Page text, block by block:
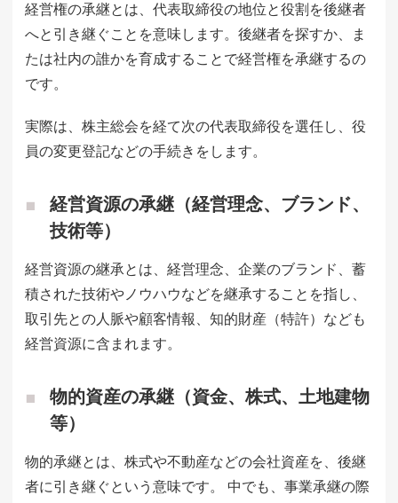
経営権の承継とは、代表取締役の地位と役割を後継者
へと引き継ぐことを意味します。後継者を探すか、ま
たは社内の誰かを育成することで経営権を承継するの
です。
実際は、株主総会を経て次の代表取締役を選任し、役
員の変更登記などの手続きをします。
経営資源の承継（経営理念、ブランド、
技術等）
経営資源の継承とは、経営理念、企業のブランド、蓄
積された技術やノウハウなどを継承することを指し、
取引先との人脈や顧客情報、知的財産（特許）なども
経営資源に含まれます。
物的資産の承継（資金、株式、土地建物
等）
物的承継とは、株式や不動産などの会社資産を、後継
者に引き継ぐという意味です。 中でも、事業承継の際